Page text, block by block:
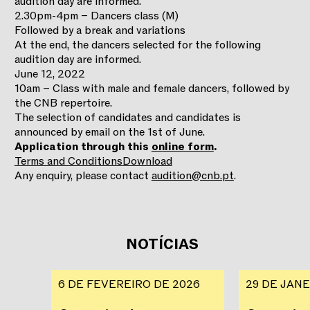
2.30pm-4pm – Dancers class (M)
Followed by a break and variations
At the end, the dancers selected for the following
audition day are informed.
June 12, 2022
10am – Class with male and female dancers, followed by
the CNB repertoire.
The selection of candidates and candidates is
announced by email on the 1st of June.
Application through this online form.
Terms and ConditionsDownload
Any enquiry, please contact audition@cnb.pt.
NOTÍCIAS
6 DE FEVEREIRO DE 2026 29 DE